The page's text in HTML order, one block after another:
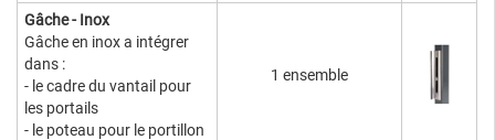
Gâche - Inox
Gâche en inox a intégrer
dans :
- le cadre du vantail pour
les portails
- le poteau pour le portillon
1 ensemble